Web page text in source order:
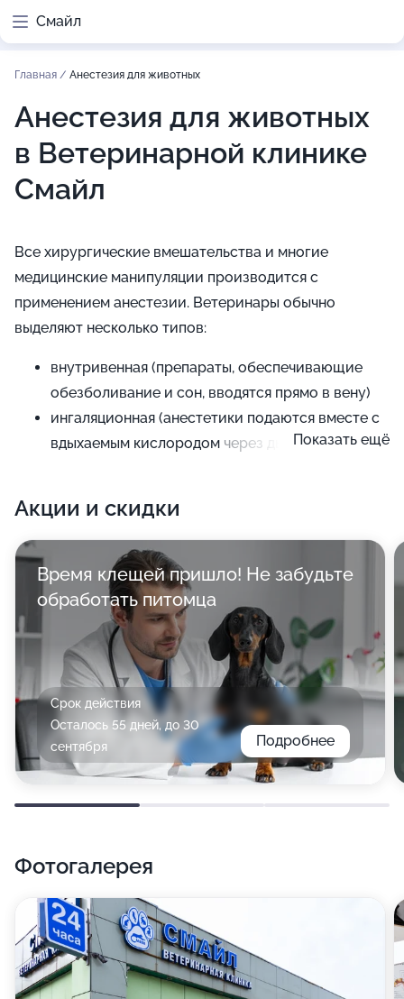
Смайл
Главная / Анестезия для животных
Анестезия для животных
в Ветеринарной клинике
Смайл
Все хирургические вмешательства и многие
медицинские манипуляции производится с
применением анестезии. Ветеринары обычно
выделяют несколько типов:
внутривенная (препараты, обеспечивающие
обезболивание и сон, вводятся прямо в вену)
ингаляционная (анестетики подаются вместе с
вдыхаемым кислородом через дыхательную
отключается на определенном участке тела под
действием спрея, распыленного
пульверизатором, или инъекции)
При выборе средства непременно учитываются
функциональные резервы организма, вес, порода,
возраст и общее состояние животного.
Показать ещё
Акции и скидки
Время клещей пришло! Не забудьте
обработать питомца
Срок действия
Осталось 55 дней, до 30
сентября
Подробнее
Фотогалерея